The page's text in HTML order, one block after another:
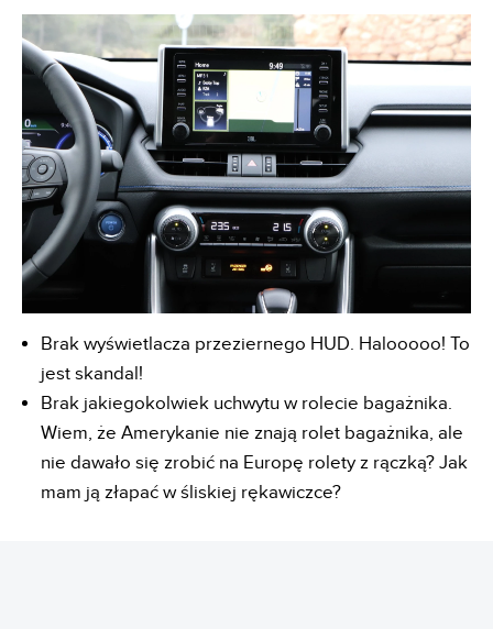
Brak wyświetlacza przeziernego HUD. Halooooo! To
jest skandal!
Brak jakiegokolwiek uchwytu w rolecie bagażnika.
Wiem, że Amerykanie nie znają rolet bagażnika, ale
nie dawało się zrobić na Europę rolety z rączką? Jak
mam ją złapać w śliskiej rękawiczce?